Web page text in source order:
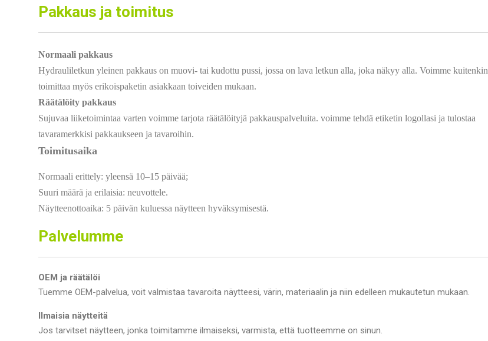
Pakkaus ja toimitus
Normaali pakkaus
Hydrauliletkun yleinen pakkaus on muovi- tai kudottu pussi, jossa on lava letkun alla, joka näkyy alla. Voimme kuitenkin
toimittaa myös erikoispaketin asiakkaan toiveiden mukaan.
Räätälöity pakkaus
Sujuvaa liiketoimintaa varten voimme tarjota räätälöityjä pakkauspalveluita. voimme tehdä etiketin logollasi ja tulostaa
tavaramerkkisi pakkaukseen ja tavaroihin.
Toimitusaika
Normaali erittely: yleensä 10–15 päivää;
Suuri määrä ja erilaisia: neuvottele.
Näytteenottoaika: 5 päivän kuluessa näytteen hyväksymisestä.
Palvelumme
OEM ja räätälöi
Tuemme OEM-palvelua, voit valmistaa tavaroita näytteesi, värin, materiaalin ja niin edelleen mukautetun mukaan.
Ilmaisia näytteitä
Jos tarvitset näytteen, jonka toimitamme ilmaiseksi, varmista, että tuotteemme on sinun.